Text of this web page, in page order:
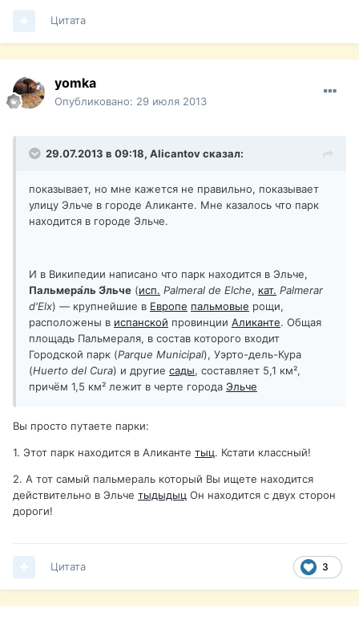
Цитата
yomka
Опубликовано: 29 июля 2013
29.07.2013 в 09:18, Alicantov сказал:
показывает, но мне кажется не правильно, показывает
улицу Эльче в городе Аликанте. Мне казалось что парк
находится в городе Эльче.
И в Википедии написано что парк находится в Эльче,
Пальмера́ль Э́льче (исп. Palmeral de Elche, кат. Palmerar
d'Elx) — крупнейшие в Европе пальмовые рощи,
расположены в испанской провинции Аликанте. Общая
площадь Пальмераля, в состав которого входит
Городской парк (Parque Municipal), Уэрто-дель-Кура
(Huerto del Cura) и другие сады, составляет 5,1 км²,
причём 1,5 км² лежит в черте города Эльче
Вы просто путаете парки:
1. Этот парк находится в Аликанте тыц. Кстати классный!
2. А тот самый пальмераль который Вы ищете находится
действительно в Эльче тыдыдыц Он находится с двух сторон
дороги!
3
Цитата